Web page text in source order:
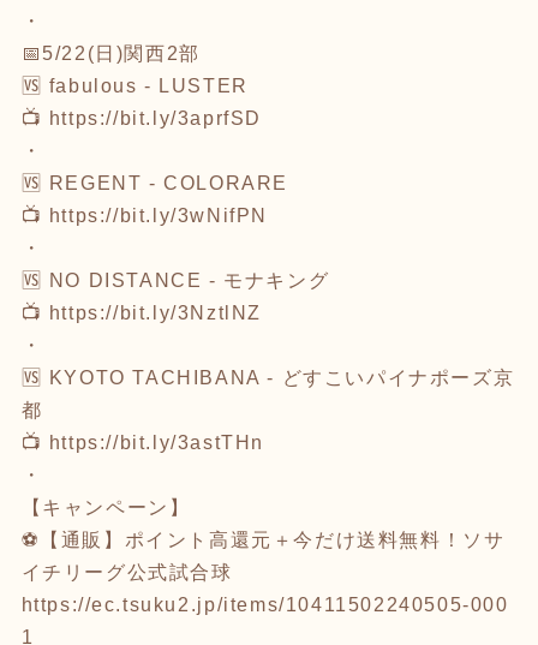
・
📅5/22(日)関西2部
🆚 fabulous - LUSTER
📺 https://bit.ly/3aprfSD
・
🆚 REGENT - COLORARE
📺 https://bit.ly/3wNifPN
・
🆚 NO DISTANCE - モナキング
📺 https://bit.ly/3NztlNZ
・
🆚 KYOTO TACHIBANA - どすこいパイナポーズ京
都
📺 https://bit.ly/3astTHn
・
【キャンペーン】
⚽【通販】ポイント高還元＋今だけ送料無料！ソサ
イチリーグ公式試合球
https://ec.tsuku2.jp/items/10411502240505-000
1